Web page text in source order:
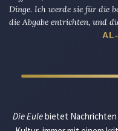
Dinge. Ich werde sie für die
die Abgabe entrichten, und
Die Eulebietet Nachrichten